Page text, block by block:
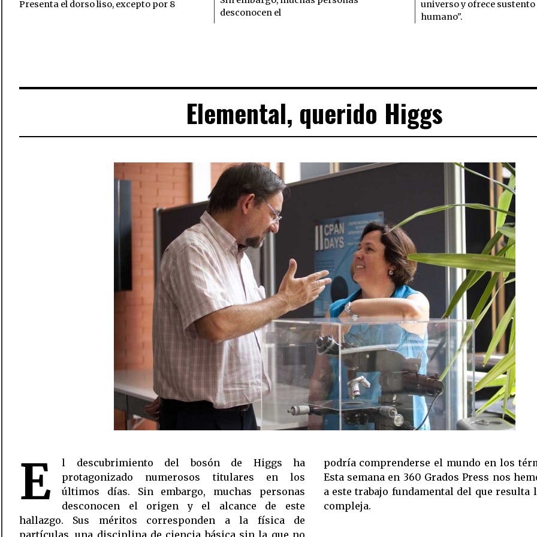
Presenta el dorso liso, excepto por 8
desconocen el
universo y ofrece sustento
humano".
Elemental, querido Higgs
E
l descubrimiento del bosón de Higgs ha
protagonizado numerosos titulares en los
últimos días. Sin embargo, muchas personas
desconocen el origen y el alcance de este
hallazgo. Sus méritos corresponden a la física de
partículas, una disciplina de ciencia básica sin la que no
podría comprenderse el mundo en los términos actuales.
Esta semana en 360 Grados Press nos hemos aproximado
a este trabajo fundamental del que resulta la realidad más
compleja.